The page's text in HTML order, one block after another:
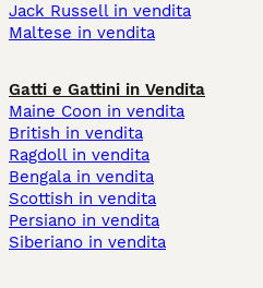
Jack Russell in vendita
Maltese in vendita
Gatti e Gattini in Vendita
Maine Coon in vendita
British in vendita
Ragdoll in vendita
Bengala in vendita
Scottish in vendita
Persiano in vendita
Siberiano in vendita